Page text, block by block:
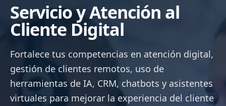
Servicio y Atención al
Cliente Digital
Fortalece tus competencias en atención digital,
gestión de clientes remotos, uso de
herramientas de IA, CRM, chatbots y asistentes
virtuales para mejorar la experiencia del cliente